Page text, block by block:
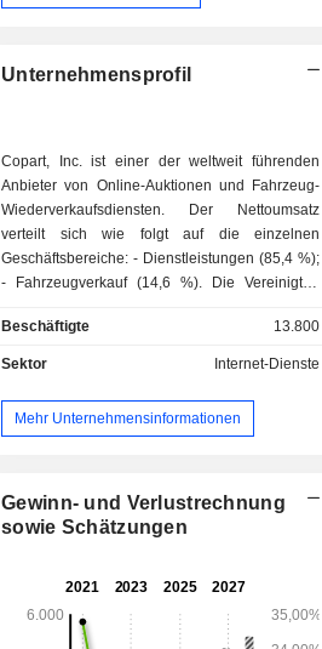
Unternehmensprofil
Copart, Inc. ist einer der weltweit führenden
Anbieter von Online-Auktionen und Fahrzeug-
Wiederverkaufsdiensten. Der Nettoumsatz
verteilt sich wie folgt auf die einzelnen
Geschäftsbereiche: - Dienstleistungen (85,4 %);
- Fahrzeugverkauf (14,6 %). Die Vereinigten
Beschäftigte
13.800
Sektor Internet-Dienste
Mehr Unternehmensinformationen
Gewinn- und Verlustrechnung
sowie Schätzungen